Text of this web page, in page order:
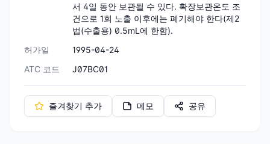
서 4일 동안 보관될 수 있다. 확장보관온도 조
건으로 1회 노출 이후에는 폐기해야 한다(제2
법(수출용) 0.5mL에 한함).
허가일
1995-04-24
ATC 코드
J07BC01
즐겨찾기 추가 메모 공유